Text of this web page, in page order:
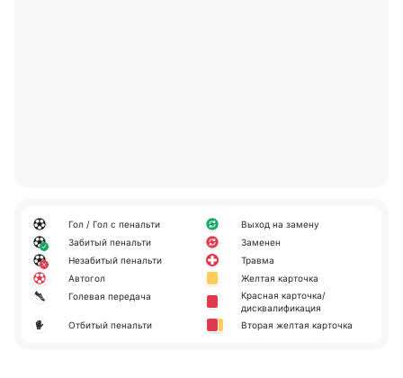
Гол / Гол с пенальти
Забитый пенальти
Незабитый пенальти
Автогол
Голевая передача
Отбитый пенальти
Выход на замену
Заменен
Травма
Желтая карточка
Красная карточка/
дисквалификация
Вторая желтая карточка